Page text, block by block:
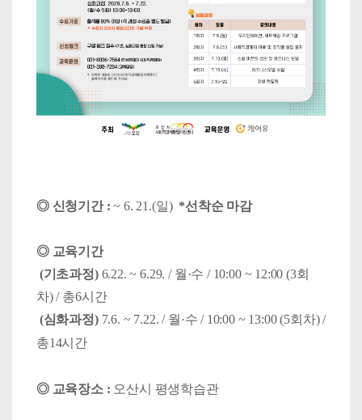
◎ 신청기간 : ~ 6. 21.(일) *선착순 마감
◎ 교육기간
(기초과정)6.22. ~ 6.29. / 월·수 / 10:00 ~ 12:00 (3회
차) / 총6시간
(심화과정) 7.6. ~ 7.22. / 월·수 / 10:00 ~ 13:00 (5회차) /
총14시간
◎ 교육장소 : 오산시 평생학습관